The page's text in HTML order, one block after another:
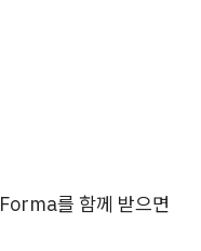
를 함께 받으면